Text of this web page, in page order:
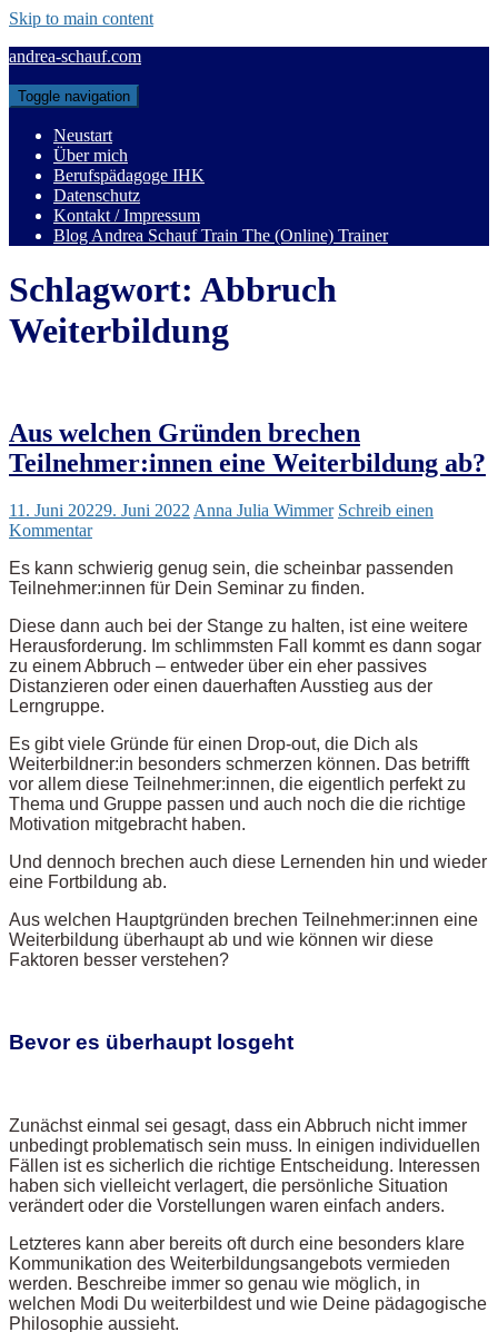
Skip to main content
andrea-schauf.com
Toggle navigation
Neustart
Über mich
Berufspädagoge IHK
Datenschutz
Kontakt / Impressum
Blog Andrea Schauf Train The (Online) Trainer
Schlagwort: Abbruch
Weiterbildung
Aus welchen Gründen brechen
Teilnehmer:innen eine Weiterbildung ab?
11. Juni 20229. Juni 2022 Anna Julia Wimmer Schreib einen
Kommentar
Es kann schwierig genug sein, die scheinbar passenden
Teilnehmer:innen für Dein Seminar zu finden.
Diese dann auch bei der Stange zu halten, ist eine weitere
Herausforderung. Im schlimmsten Fall kommt es dann sogar
zu einem Abbruch – entweder über ein eher passives
Distanzieren oder einen dauerhaften Ausstieg aus der
Lerngruppe.
Es gibt viele Gründe für einen Drop-out, die Dich als
Weiterbildner:in besonders schmerzen können. Das betrifft
vor allem diese Teilnehmer:innen, die eigentlich perfekt zu
Thema und Gruppe passen und auch noch die die richtige
Motivation mitgebracht haben.
Und dennoch brechen auch diese Lernenden hin und wieder
eine Fortbildung ab.
Aus welchen Hauptgründen brechen Teilnehmer:innen eine
Weiterbildung überhaupt ab und wie können wir diese
Faktoren besser verstehen?
Bevor es überhaupt losgeht
Zunächst einmal sei gesagt, dass ein Abbruch nicht immer
unbedingt problematisch sein muss. In einigen individuellen
Fällen ist es sicherlich die richtige Entscheidung. Interessen
haben sich vielleicht verlagert, die persönliche Situation
verändert oder die Vorstellungen waren einfach anders.
Letzteres kann aber bereits oft durch eine besonders klare
Kommunikation des Weiterbildungsangebots vermieden
werden. Beschreibe immer so genau wie möglich, in
welchen Modi Du weiterbildest und wie Deine pädagogische
Philosophie aussieht.